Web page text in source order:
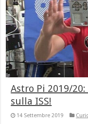
Astro Pi 2019/
sulla ISS!
14 Settembre 2019